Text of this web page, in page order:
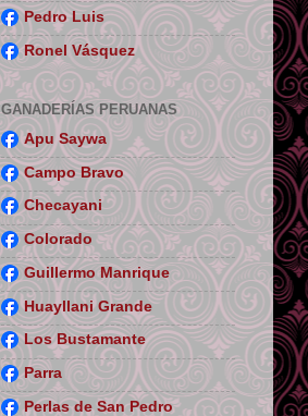
Pedro Luis
Ronel Vásquez
GANADERÍAS PERUANAS
Apu Saywa
Campo Bravo
Checayani
Colorado
Guillermo Manrique
Huayllani Grande
Los Bustamante
Parra
Perlas de San Pedro